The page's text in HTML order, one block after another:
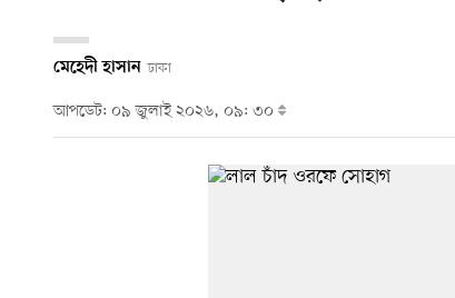
মেহেদী হাসান ঢাকা
আপডেট: ০৯ জুলাই ২০২৬, ০৯: ৩০